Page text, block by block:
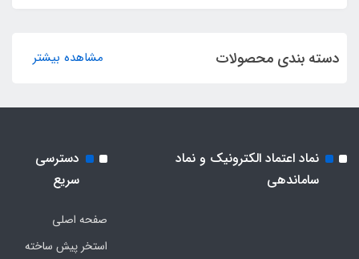
دسته بندی محصولات مشاهده بیشتر
نماد اعتماد الکترونیک و نماد
ساماندهی
دسترسی
سریع
صفحه اصلی
استخر پیش ساخته